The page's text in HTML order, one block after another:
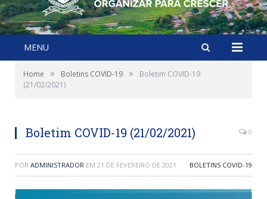
MENU
Home » Boletins COVID-19 »
Boletim COVID-19
(21/02/2021)
Boletim COVID-19 (21/02/2021) 0
POR ADMINISTRADOR EM 21 DE FEVEREIRO DE 2021 BOLETINS COVID-19